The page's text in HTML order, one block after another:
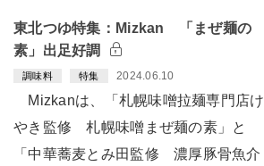
東北つゆ特集：Mizkan 「まぜ麺の
素」出足好調
調味料 特集 2024.06.10
Mizkanは、「札幌味噌拉麺専門店け
やき監修 札幌味噌まぜ麺の素」と
「中華蕎麦とみ田監修 濃厚豚骨魚介